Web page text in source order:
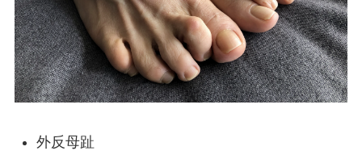
外反母趾